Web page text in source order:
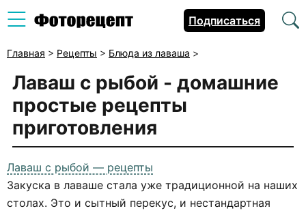
Подписаться
Главная > Рецепты > Блюда из лаваша >
Лаваш с рыбой - домашние
простые рецепты
приготовления
Лаваш с рыбой — рецепты
Закуска в лаваше стала уже традиционной на наших
столах. Это и сытный перекус, и нестандартная